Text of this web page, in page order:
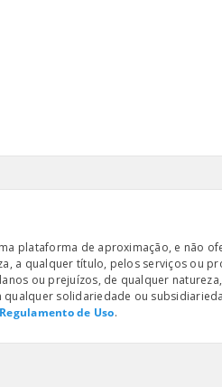
plataforma de aproximação, e não
a qualquer título, pelos serviços ou
ou prejuízos, de qualquer
solidariedade ou
Regulamento de Uso.